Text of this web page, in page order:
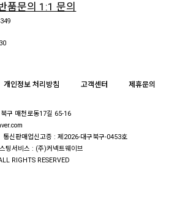
품문의 1:1 문의
개인정보 처리방침 고객센터 제휴문의
구 매천로동17길 65-16
통신판매업신고증 : 제2026-대구북구-0453호
팅서비스 : (주)커넥트웨이브
RIGHTS RESERVED